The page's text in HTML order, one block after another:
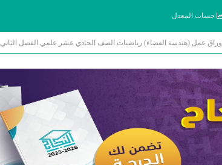
حساب المعدل
أوراق عمل (هندسة الفضاء) رياضيات الصف الحادي عشر علمي الفصل الثاني 2026 أ محمد نوري الفلاح